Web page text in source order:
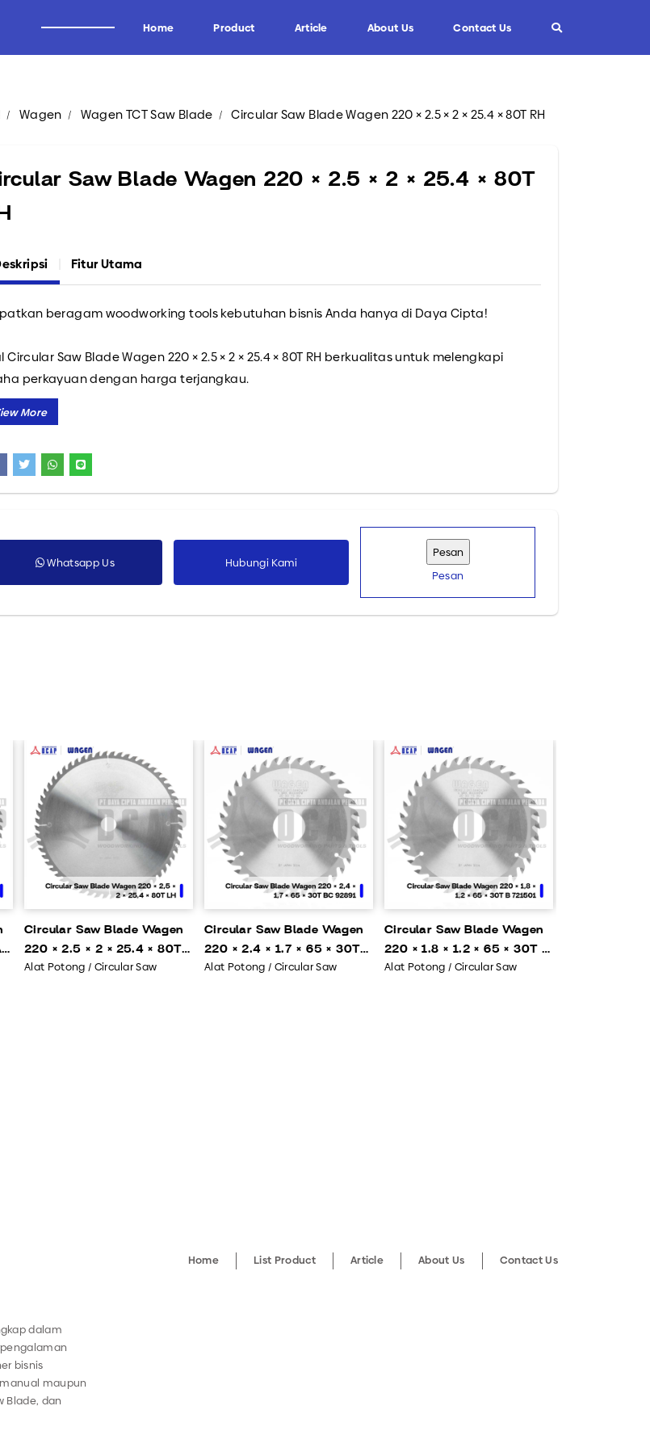
Home Product
Industri Kayu
Industri Kertas
Industri Aluminium
Industri Tembakau
Industri Plastik
Wagen
Uddeholm
Kadur
Midaci
Arden
Semua Produk
Article
FAQ
About Us Contact Us
Wagen Wagen TCT Saw Blade Circular Saw Blade Wagen 220 × 2.5 × 2 × 25.4 × 80T RH
Saw Blade Wagen 220 × 2.5 × 2 × 25.4 × 80T
Fitur Utama
beragam woodworking tools kebutuhan bisnis Anda hanya di Daya Cipta!
Circular Saw Blade Wagen 220 × 2.5 × 2 × 25.4 × 80T RH berkualitas untuk melengkapi
perkayuan dengan harga terjangkau.
custom alat potong sesuai keinginan Anda. Tunggu apa lagi? Kunjungi Daya Cipta
Whatsapp Us
Hubungi Kami
Pesan
Circular Saw Blade Wagen
220 × 2.5 × 2 × 25.4 × 80T
LH
Alat Potong / Circular Saw
Circular Saw Blade Wagen
220 × 2.4 × 1.7 × 65 × 30T
BC 92891
Alat Potong / Circular Saw
Circular Saw Blade Wagen
220 × 1.8 × 1.2 × 65 × 30T B
721501
Alat Potong / Circular Saw
dalam
bisnis
maupun
Blade, dan
Home List Product Article About Us Contact Us